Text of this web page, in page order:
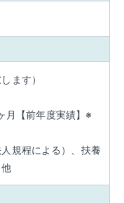
ます）
【前年度実績】※
規程による）、扶養